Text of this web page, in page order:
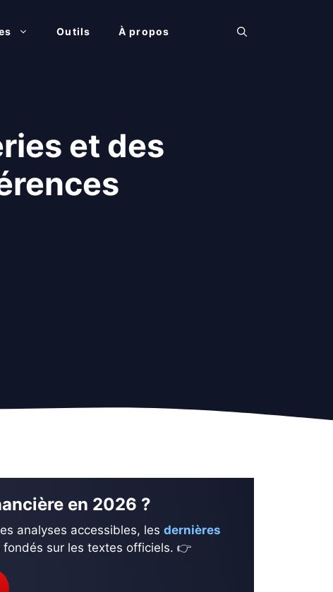
Outils À propos
et des
en 2026 ?
analyses accessibles, les dernières
sur les textes officiels. 👉